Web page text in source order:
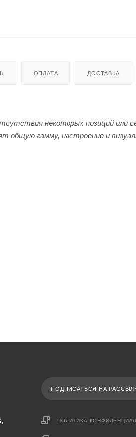
ОПЛАТА ДОСТАВКА
некоторых позиций или
общую гамму, настроение и
ПОДПИСАТЬСЯ НА
ПОЛИТИКА